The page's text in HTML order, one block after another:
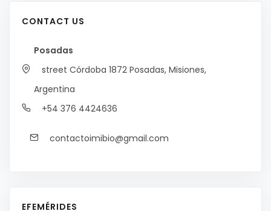
CONTACT US
Posadas
street Córdoba 1872 Posadas, Misiones,
Argentina
+54 376 4424636
contactoimibio@gmail.com
EFEMÉRIDES